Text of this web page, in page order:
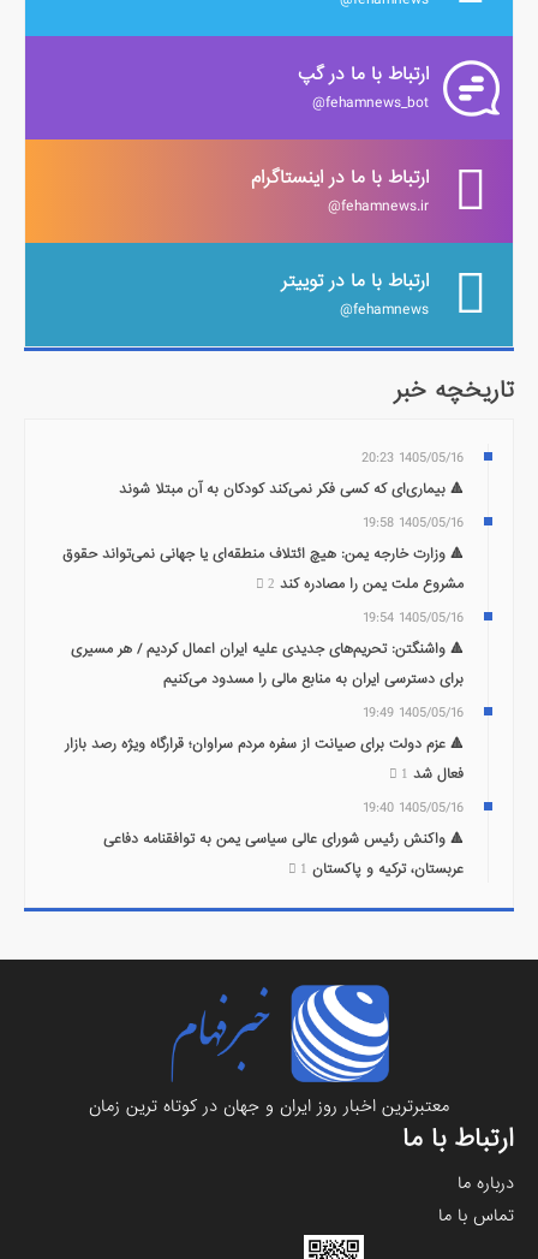
ارتباط با ما در گپ
fehamnews_bot@
ارتباط با ما در اینستاگرام
fehamnews.ir@
ارتباط با ما در توییتر
fehamnews@
تاریخچه خبر
1405/05/16 20:23
🔺 بیماری‌ای که کسی فکر نمی‌کند کودکان به آن مبتلا شوند
1405/05/16 19:58
🔺 وزارت خارجه یمن: هیچ ائتلاف منطقه‌ای یا جهانی نمی‌تواند حقوق
مشروع ملت یمن را مصادره کند 2
1405/05/16 19:54
🔺 واشنگتن: تحریم‌های جدیدی علیه ایران اعمال کردیم / هر مسیری
برای دسترسی ایران به منابع مالی را مسدود می‌کنیم
1405/05/16 19:49
🔺 عزم دولت برای صیانت از سفره مردم سراوان؛ قرارگاه ویژه رصد بازار
فعال شد 1
1405/05/16 19:40
🔺 واکنش رئیس شورای عالی سیاسی یمن به توافقنامه دفاعی
عربستان، ترکیه و پاکستان 1
معتبرترين اخبار روز ایران و جهان در کوتاه ترین زمان
ارتباط با ما
درباره ما
تماس با ما